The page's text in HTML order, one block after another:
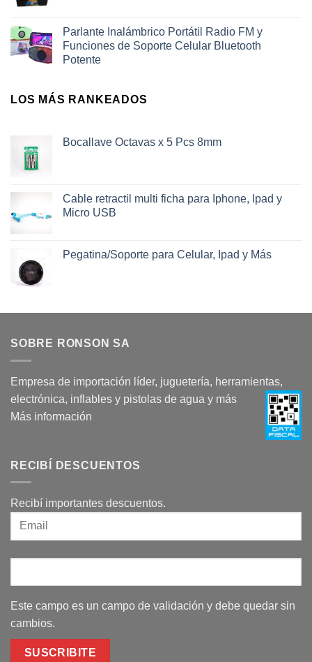
Parlante Inalámbrico Portátil Radio FM y
Funciones de Soporte Celular Bluetooth
Potente
LOS MÁS RANKEADOS
Bocallave Octavas x 5 Pcs 8mm
Cable retractil multi ficha para Iphone, Ipad y
Micro USB
Pegatina/Soporte para Celular, Ipad y Más
SOBRE RONSON SA
Empresa de importación líder, juguetería, herramientas,
electrónica, inflables y pistolas de agua y más
Más información
RECIBÍ DESCUENTOS
Recibí importantes descuentos.
Este campo es un campo de validación y debe quedar sin
cambios.